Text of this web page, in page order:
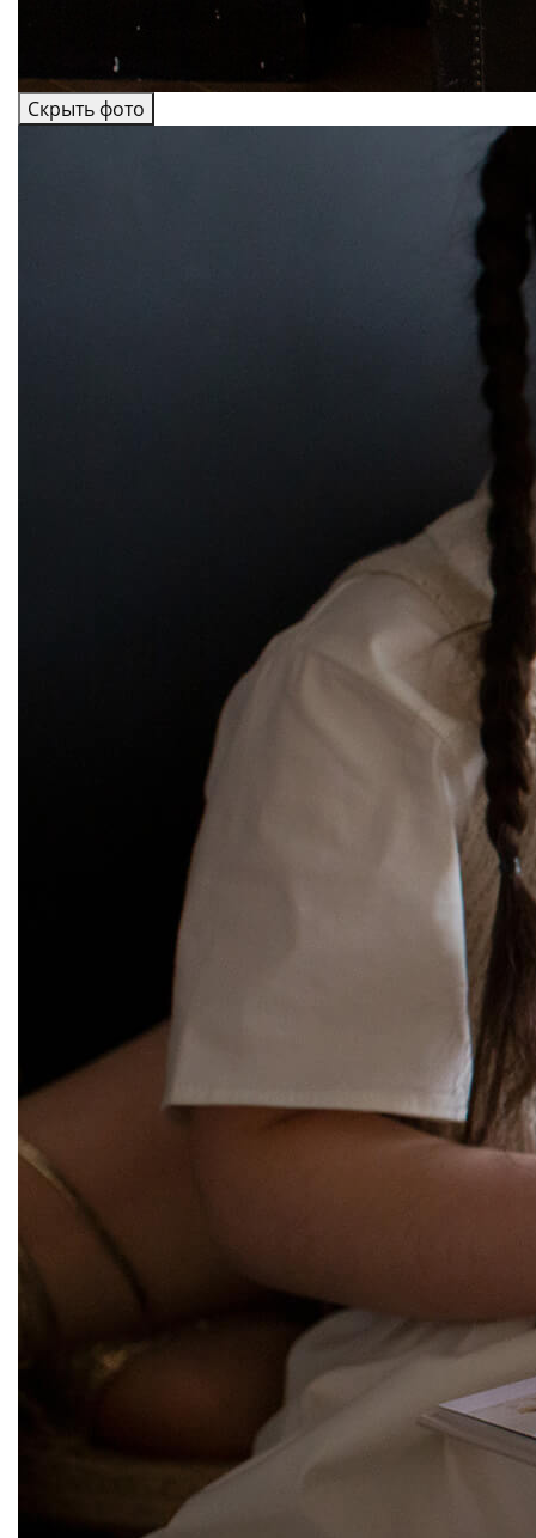
Скрыть фото